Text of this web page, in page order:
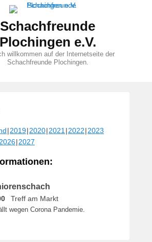
Schachfreunde
Plochingen e.V.
willkommen auf der Internetseite der
Schachfreunde Plochingen.
2019 2020 2021 2022 2023
2026 2027
Treff am Markt
wegen Corona Pandemie.